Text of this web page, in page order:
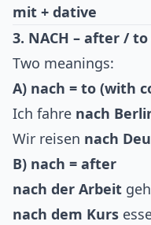
mit + dative
3. NACH – after /
Two meanings:
A) nach = to (with
Ich fahre nach
Wir reisen nach
B) nach = after
nach der Arbeit
nach dem Kurs